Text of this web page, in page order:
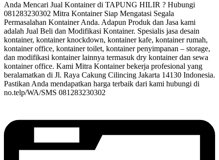
Anda Mencari Jual Kontainer di TAPUNG HILIR ? Hubungi
081283230302 Mitra Kontainer Siap Mengatasi Segala
Permasalahan Kontainer Anda. Adapun Produk dan Jasa kami
adalah Jual Beli dan Modifikasi Kontainer. Spesialis jasa desain
kontainer, kontainer knockdown, kontainer kafe, kontainer rumah,
kontainer office, kontainer toilet, kontainer penyimpanan – storage,
dan modifikasi kontainer lainnya termasuk dry kontainer dan sewa
kontainer office. Kami Mitra Kontainer bekerja profesional yang
beralamatkan di Jl. Raya Cakung Cilincing Jakarta 14130 Indonesia.
Pastikan Anda mendapatkan harga terbaik dari kami hubungi di
no.telp/WA/SMS 081283230302